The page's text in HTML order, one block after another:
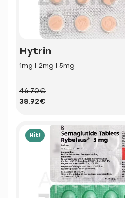
Hytrin
1mg | 2mg | 5mg
46.70€
38.92€
Hit!